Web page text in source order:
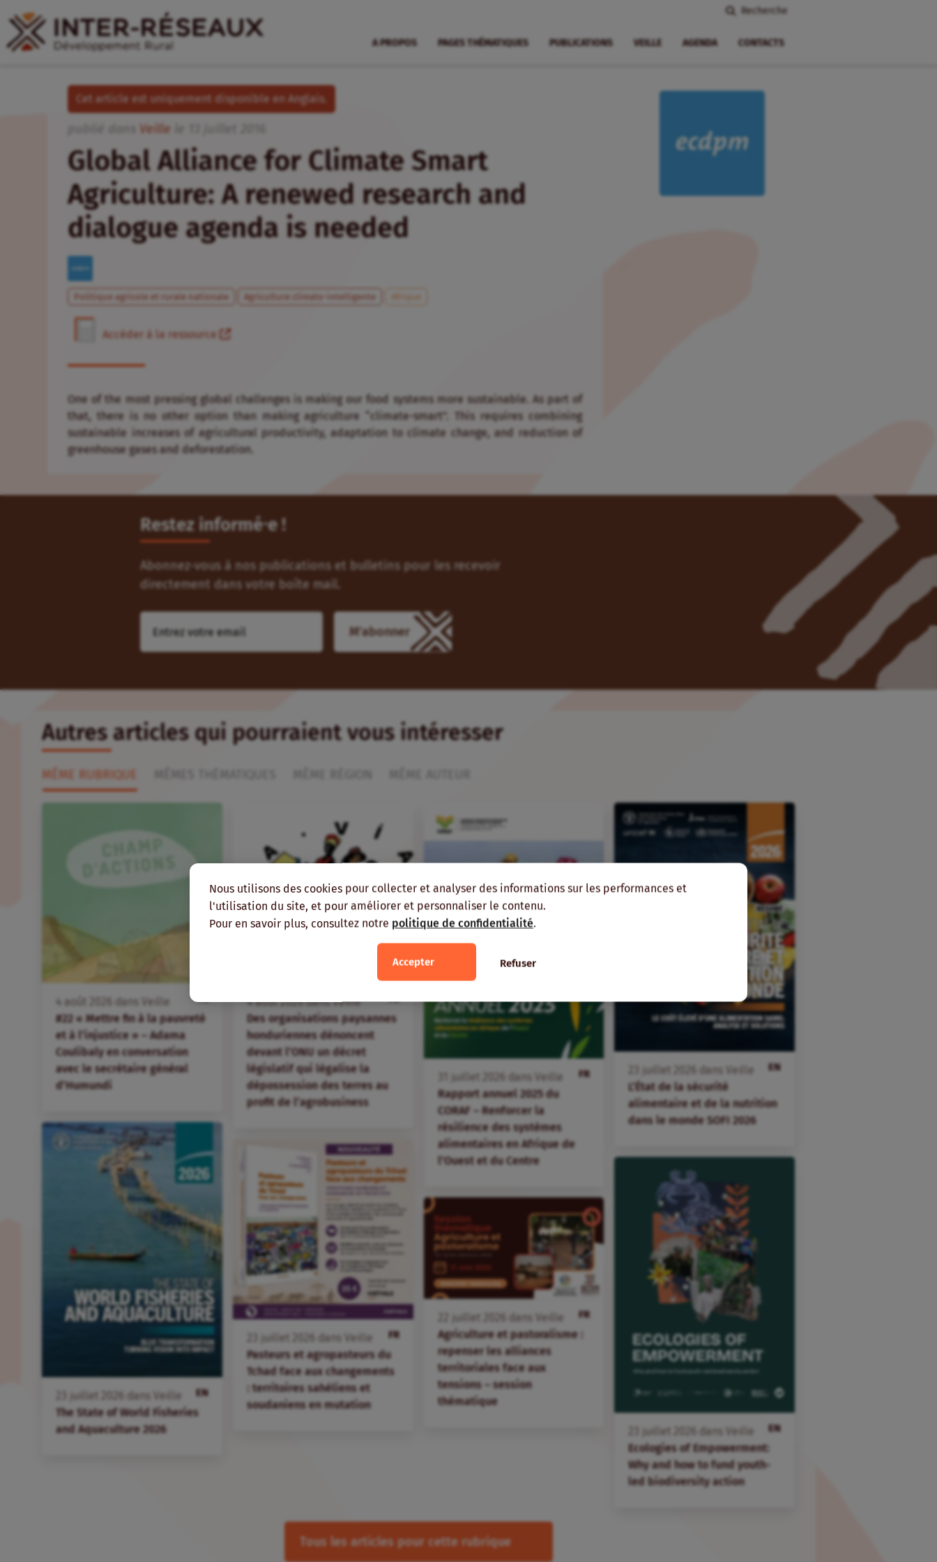
Nous utilisons des cookies pour collecter et analyser des informations sur les performances et
l'utilisation du site, et pour améliorer et personnaliser le contenu.
Pour en savoir plus, consultez notre politique de confidentialité.
Accepter Refuser
Recherche
A PROPOS PAGES THÉMATIQUES PUBLICATIONS VEILLE AGENDA CONTACTS
Cet article est uniquement disponible en Anglais.
Veille
Global Alliance for Climate Smart
Agriculture: A renewed research and
dialogue agenda is needed
Politique agricole et rurale nationale Agriculture climato-intelligente Afrique
Accéder à la ressource
One of the most pressing global challenges is making our food systems more sustainable. As part of
that, there is no other option than making agriculture “climate-smart”. This requires combining
sustainable increases of agricultural productivity, adaptation to climate change, and reduction of
greenhouse gases and deforestation.
Restez informé⸱e !
Abonnez-vous à nos publications et bulletins pour les recevoir
directement dans votre boîte mail.
Autres articles qui pourraient vous intéresser
MÊME RUBRIQUE
FR
4 août dans
Veille
#22 « Mettre fin à la pauvreté
et à l’injustice » – Adama
Coulibaly en conversation
avec le secrétaire général
d’Humundi
FR
4 août2026dansVeille
Des organisations paysannes
honduriennes dénoncent
devant l’ONU un décret
législatif qui légalise la
dépossession des terres au
profit de l’agrobusiness
FR
juillet dans
Veille
Rapport annuel 2025 du
CORAF – Renforcer la
résilience des systèmes
alimentaires en Afrique de
l’Ouest et du Centre
EN
juillet dans
Veille
L’État de la sécurité
alimentaire et de la nutrition
dans le monde SOFI 2026
EN
juillet dans
Veille
The State of World Fisheries
and Aquaculture 2026
FR
juillet dans
Veille
Pasteurs et agropasteurs du
Tchad face aux changements
: territoires sahéliens et
soudaniens en mutation
EN
juillet dans Veille
Ecologies of Empowerment:
Why and how to fund youth-
led biodiversity action
FR
juillet dans Veille
Agriculture et pastoralisme :
repenser les alliances
territoriales face aux
tensions – session
thématique
Tous les articles pour cette rubrique